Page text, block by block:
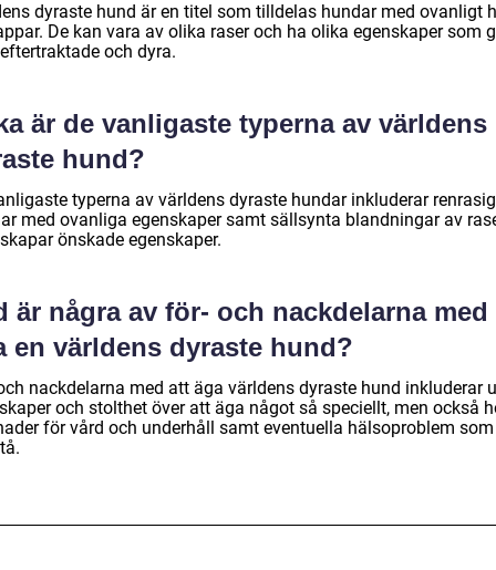
dyraste hund är en titel som tilldelas hundar med ovanligt
De kan vara av olika raser och ha olika egenskaper som
och dyra.
är de vanligaste typerna av världens
hund?
typerna av världens dyraste hundar inkluderar
med ovanliga egenskaper samt sällsynta blandningar av
önskade egenskaper.
är några av för- och nackdelarna med
en världens dyraste hund?
nackdelarna med att äga världens dyraste hund inkluderar
och stolthet över att äga något så speciellt, men också
för vård och underhåll samt eventuella hälsoproblem